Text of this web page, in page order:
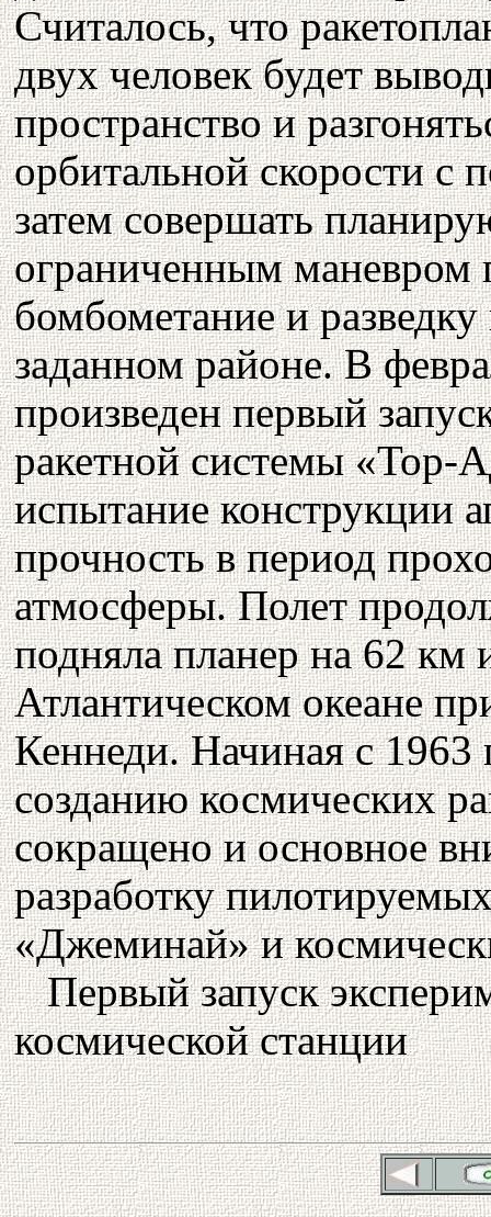
Считалось, что
двух человек будет
пространство и
орбитальной скорости с
затем совершать
ограниченным маневром
бомбометание и
заданном районе. В
произведен первый
ракетной системы «Тор-
испытание конструкции
прочность в период
атмосферы. Полет
подняла планер на 62 км
Атлантическом океане
Кеннеди. Начиная с 1963
созданию космических
сокращено и основное
разработку
«Джеминай» и
Первый запуск
космической станции